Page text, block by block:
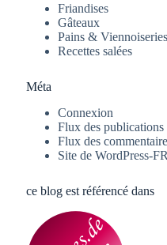
Friandises
Gâteaux
Pains & Viennoiseries
Recettes salées
Méta
Connexion
Flux des publications
Flux des
Site de WordPress-FR
ce blog est référencé dans